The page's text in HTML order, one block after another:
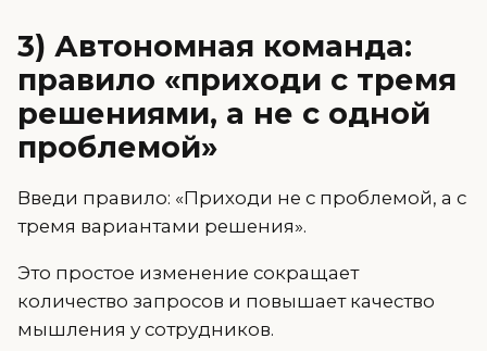
3) Автономная команда:
правило «приходи с тремя
решениями, а не с одной
проблемой»
Введи правило: «Приходи не с проблемой, а с
тремя вариантами решения».
Это простое изменение сокращает
количество запросов и повышает качество
мышления у сотрудников.